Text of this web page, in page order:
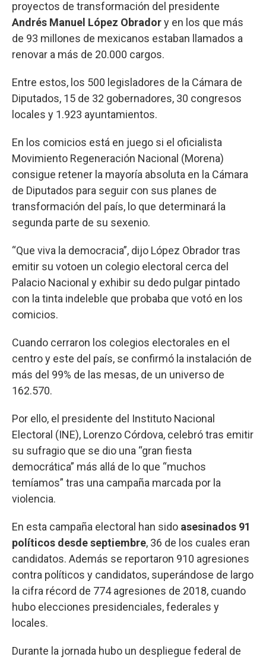
proyectos de transformación del presidente
Andrés Manuel López Obradory en los que más
de 93 millones de mexicanos estaban llamados a
renovar a más de 20.000 cargos.
Entre estos, los 500 legisladores de la Cámara de
Diputados, 15 de 32 gobernadores, 30 congresos
locales y 1.923 ayuntamientos.
En los comicios está en juego si el oficialista
Movimiento Regeneración Nacional (Morena)
consigue retener la mayoría absoluta en la Cámara
de Diputados para seguir con sus planes de
transformación del país, lo que determinará la
segunda parte de su sexenio.
“Que viva la democracia”, dijo López Obrador tras
emitir su votoen un colegio electoral cerca del
Palacio Nacional y exhibir su dedo pulgar pintado
con la tinta indeleble que probaba que votó en los
comicios.
Cuando cerraron los colegios electorales en el
centro y este del país, se confirmó la instalación de
más del 99% de las mesas, de un universo de
162.570.
Por ello, el presidente del Instituto Nacional
Electoral (INE), Lorenzo Córdova, celebró tras emitir
su sufragio que se dio una “gran fiesta
democrática” más allá de lo que “muchos
temíamos” tras una campaña marcada por la
violencia.
En esta campaña electoral han sido asesinados 91
políticos desde septiembre, 36 de los cuales eran
candidatos. Además se reportaron 910 agresiones
contra políticos y candidatos, superándose de largo
la cifra récord de 774 agresiones de 2018, cuando
hubo elecciones presidenciales, federales y
locales.
Durante la jornada hubo un despliegue federal de